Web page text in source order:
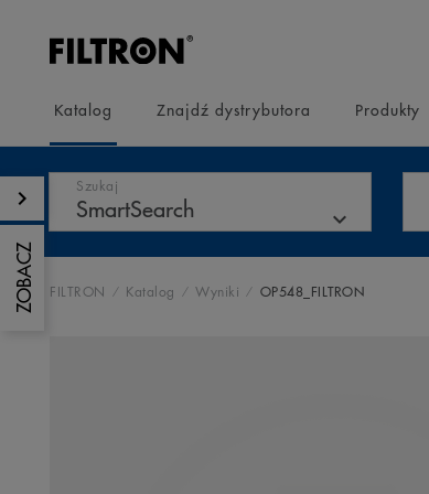
Katalog Znajdź dystrybutora Produkty
Szukaj
FILTRON Katalog Wyniki OP548_FILTRON
ZOBACZ